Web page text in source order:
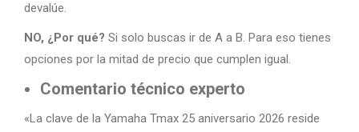
devalúe.
NO, ¿Por qué? Si solo buscas ir de A a B. Para eso tienes
opciones por la mitad de precio que cumplen igual.
Comentario técnico experto
«La clave de la Yamaha Tmax 25 aniversario 2026 reside